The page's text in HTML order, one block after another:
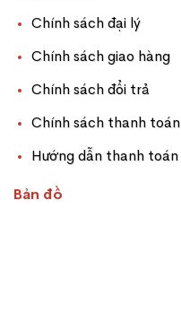
Chính sách đại lý
Chính sách giao hàng
Chính sách đổi trả
Chính sách thanh toán
Hướng dẫn thanh toán
Bản đồ